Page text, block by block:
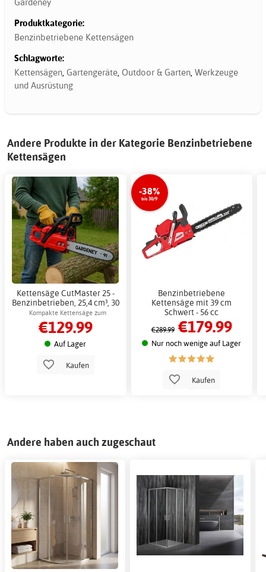
Produktkategorie:
Benzinbetriebene Kettensägen
Schlagworte:
Kettensägen Gartengeräte Outdoor & Garten Werkzeuge
und Ausrüstung
Andere Produkte in der Kategorie Benzinbetriebene
Kettensägen
Kettensäge CutMaster 25 -
Benzinbetrieben, 25,4 cm³, 30
cm Schwert
Kompakte Kettensäge zum
Holzschneiden und Fällen
€129.99
Auf Lager
Kaufen
-38%
bis 30/9
Benzinbetriebene
Kettensäge mit 39 cm
Schwert - 56 cc
€289.99 €179.99
Nur noch wenige auf Lager
Kaufen
Andere haben auch zugeschaut